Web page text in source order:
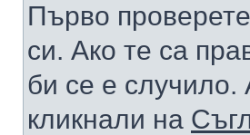
Първо
си. Ако те са
би се е случило.
кликнали на